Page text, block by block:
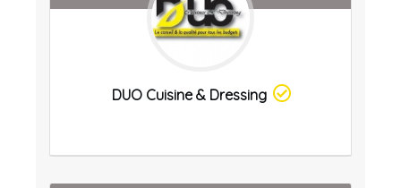
DUO Cuisine & Dressing